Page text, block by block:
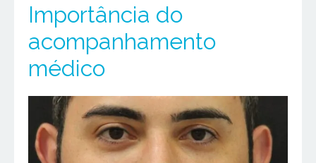
Importância do
acompanhamento
médico